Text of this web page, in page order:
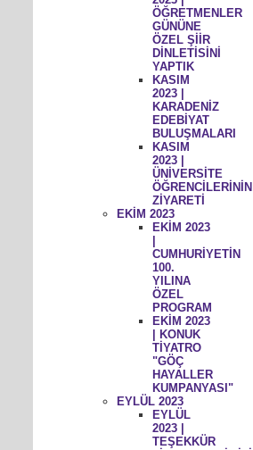
ÖĞRETMENLER
GÜNÜNE
ÖZEL ŞİİR
DİNLETİSİNİ
YAPTIK
KASIM
2023 |
KARADENİZ
EDEBİYAT
BULUŞMALARI
KASIM
2023 |
ÜNİVERSİTE
ÖĞRENCİLERİNİN
ZİYARETİ
EKİM 2023
EKİM 2023
CUMHURİYETİN
100.
YILINA
ÖZEL
PROGRAM
EKİM 2023
| KONUK
TİYATRO
"GÖÇ
HAYALLER
KUMPANYASI"
EYLÜL 2023
EYLÜL
2023 |
TEŞEKKÜR